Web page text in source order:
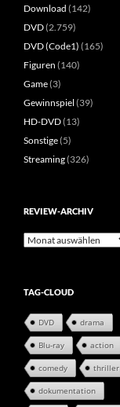
Download (142)
DVD(2.759)
DVD (Code1) (165)
Figuren (140)
Game(3)
Gewinnspiel (39)
HD-DVD(13)
Sonstige(5)
Streaming(326)
REVIEW-ARCHIV
Review-
TAG-CLOUD
DVD drama
Blu-ray action
comedy thriller
dokumentation